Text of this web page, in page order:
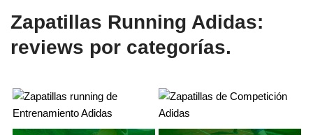
Zapatillas Running Adidas:
reviews por categorías.